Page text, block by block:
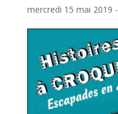
mercredi 15 mai 2019